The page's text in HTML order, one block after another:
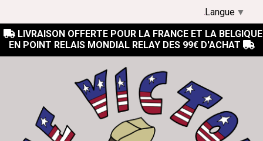
 LIVRAISON OFFERTE POUR LA FRANCE ET LA BELGIQUE
EN POINT RELAIS MONDIAL RELAY DES 99€ D'ACHAT 
Langue ▼